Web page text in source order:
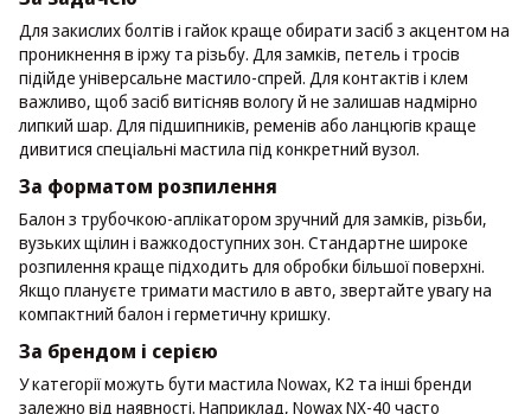
Для закислих болтів і гайок краще обирати засіб з акцентом на
проникнення в іржу та різьбу. Для замків, петель і тросів
підійде універсальне мастило-спрей. Для контактів і клем
важливо, щоб засіб витісняв вологу й не залишав надмірно
липкий шар. Для підшипників, ременів або ланцюгів краще
дивитися спеціальні мастила під конкретний вузол.
За форматом розпилення
Балон з трубочкою-аплікатором зручний для замків, різьби,
вузьких щілин і важкодоступних зон. Стандартне широке
розпилення краще підходить для обробки більшої поверхні.
Якщо плануєте тримати мастило в авто, звертайте увагу на
компактний балон і герметичну кришку.
За брендом і серією
У категорії можуть бути мастила Nowax, K2 та інші бренди
залежно від наявності. Наприклад, Nowax NX-40 часто